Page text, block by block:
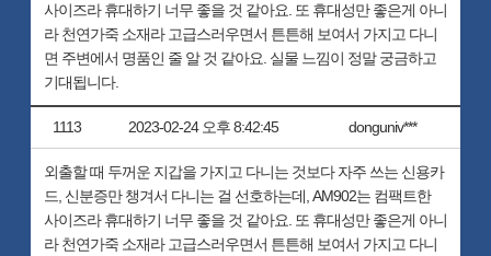
사이즈라 휴대하기 너무 좋을 것 같아요. 또 휴대성만 좋은게 아니
라 천연가죽 소재라 고급스러우면서 튼튼해 보여서 가지고 다니
면 주변에서 명품인 줄 알 것 같아요. 실물 느낌이 정말 궁금하고
기대됩니다.
1113 2023-02-24 오후 8:42:45 donguniv***
외출할 때 두꺼운 지갑을 가지고 다니는 것보다 자주 쓰는 신용카
드, 신분증만 챙겨서 다니는 걸 선호하는데, AM902는 컴팩트한
사이즈라 휴대하기 너무 좋을 것 같아요. 또 휴대성만 좋은게 아니
라 천연가죽 소재라 고급스러우면서 튼튼해 보여서 가지고 다니